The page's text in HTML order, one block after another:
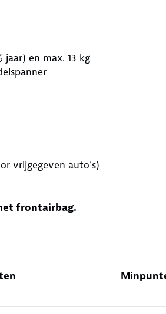
en max. 13 kg
vrijgegeven auto’s)
frontairbag.